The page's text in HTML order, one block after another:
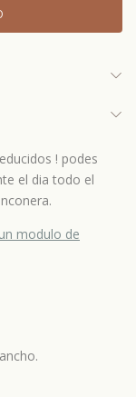
! podes
el dia todo el
modulo de